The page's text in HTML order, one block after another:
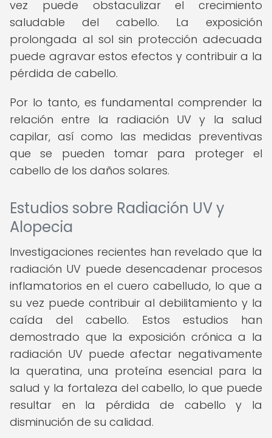
vez puede obstaculizar el crecimiento
saludable del cabello. La exposición
prolongada al sol sin protección adecuada
puede agravar estos efectos y contribuir a la
pérdida de cabello.
Por lo tanto, es fundamental comprender la
relación entre la radiación UV y la salud
capilar, así como las medidas preventivas
que se pueden tomar para proteger el
cabello de los daños solares.
Estudios sobre Radiación UV y
Alopecia
Investigaciones recientes han revelado que la
radiación UV puede desencadenar procesos
inflamatorios en el cuero cabelludo, lo que a
su vez puede contribuir al debilitamiento y la
caída del cabello. Estos estudios han
demostrado que la exposición crónica a la
radiación UV puede afectar negativamente
la queratina, una proteína esencial para la
salud y la fortaleza del cabello, lo que puede
resultar en la pérdida de cabello y la
disminución de su calidad.